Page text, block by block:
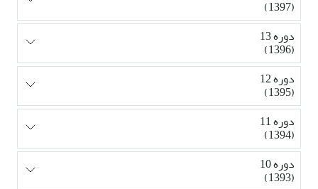
(1397)
دوره 13
(1396)
دوره 12
(1395)
دوره 11
(1394)
دوره 10
(1393)